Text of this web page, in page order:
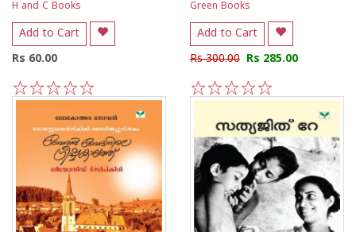
H and C Books
Add to Cart
Rs 60.00
5
4
3
2
1
Green Books
Add to Cart
Rs 300.00 Rs 285.00
5
4
3
2
1